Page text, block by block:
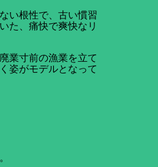
い根性で、古い慣習
た、痛快で爽快なリ
業寸前の漁業を立て
姿がモデルとなって